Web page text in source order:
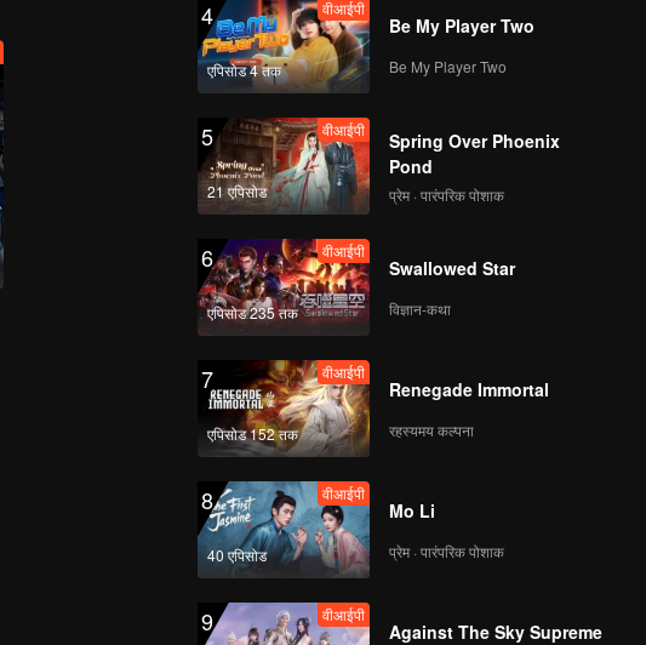
4
एपिसोड 4 तक
वीआईपी
Be My Player Two
Be My Player Two
5
21 एपिसोड
वीआईपी
Spring Over Phoenix
Pond
प्रेम · पारंपरिक पोशाक
6
एपिसोड 235 तक
वीआईपी
Swallowed Star
विज्ञान-कथा
7
एपिसोड 152 तक
वीआईपी
Renegade Immortal
रहस्यमय कल्पना
8
40 एपिसोड
वीआईपी
Mo Li
प्रेम · पारंपरिक पोशाक
9 वीआईपी
Against The Sky Supreme